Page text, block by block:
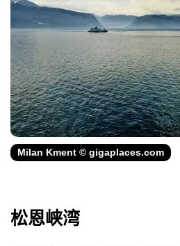
Milan Kment © gigaplaces.com
松恩峡湾